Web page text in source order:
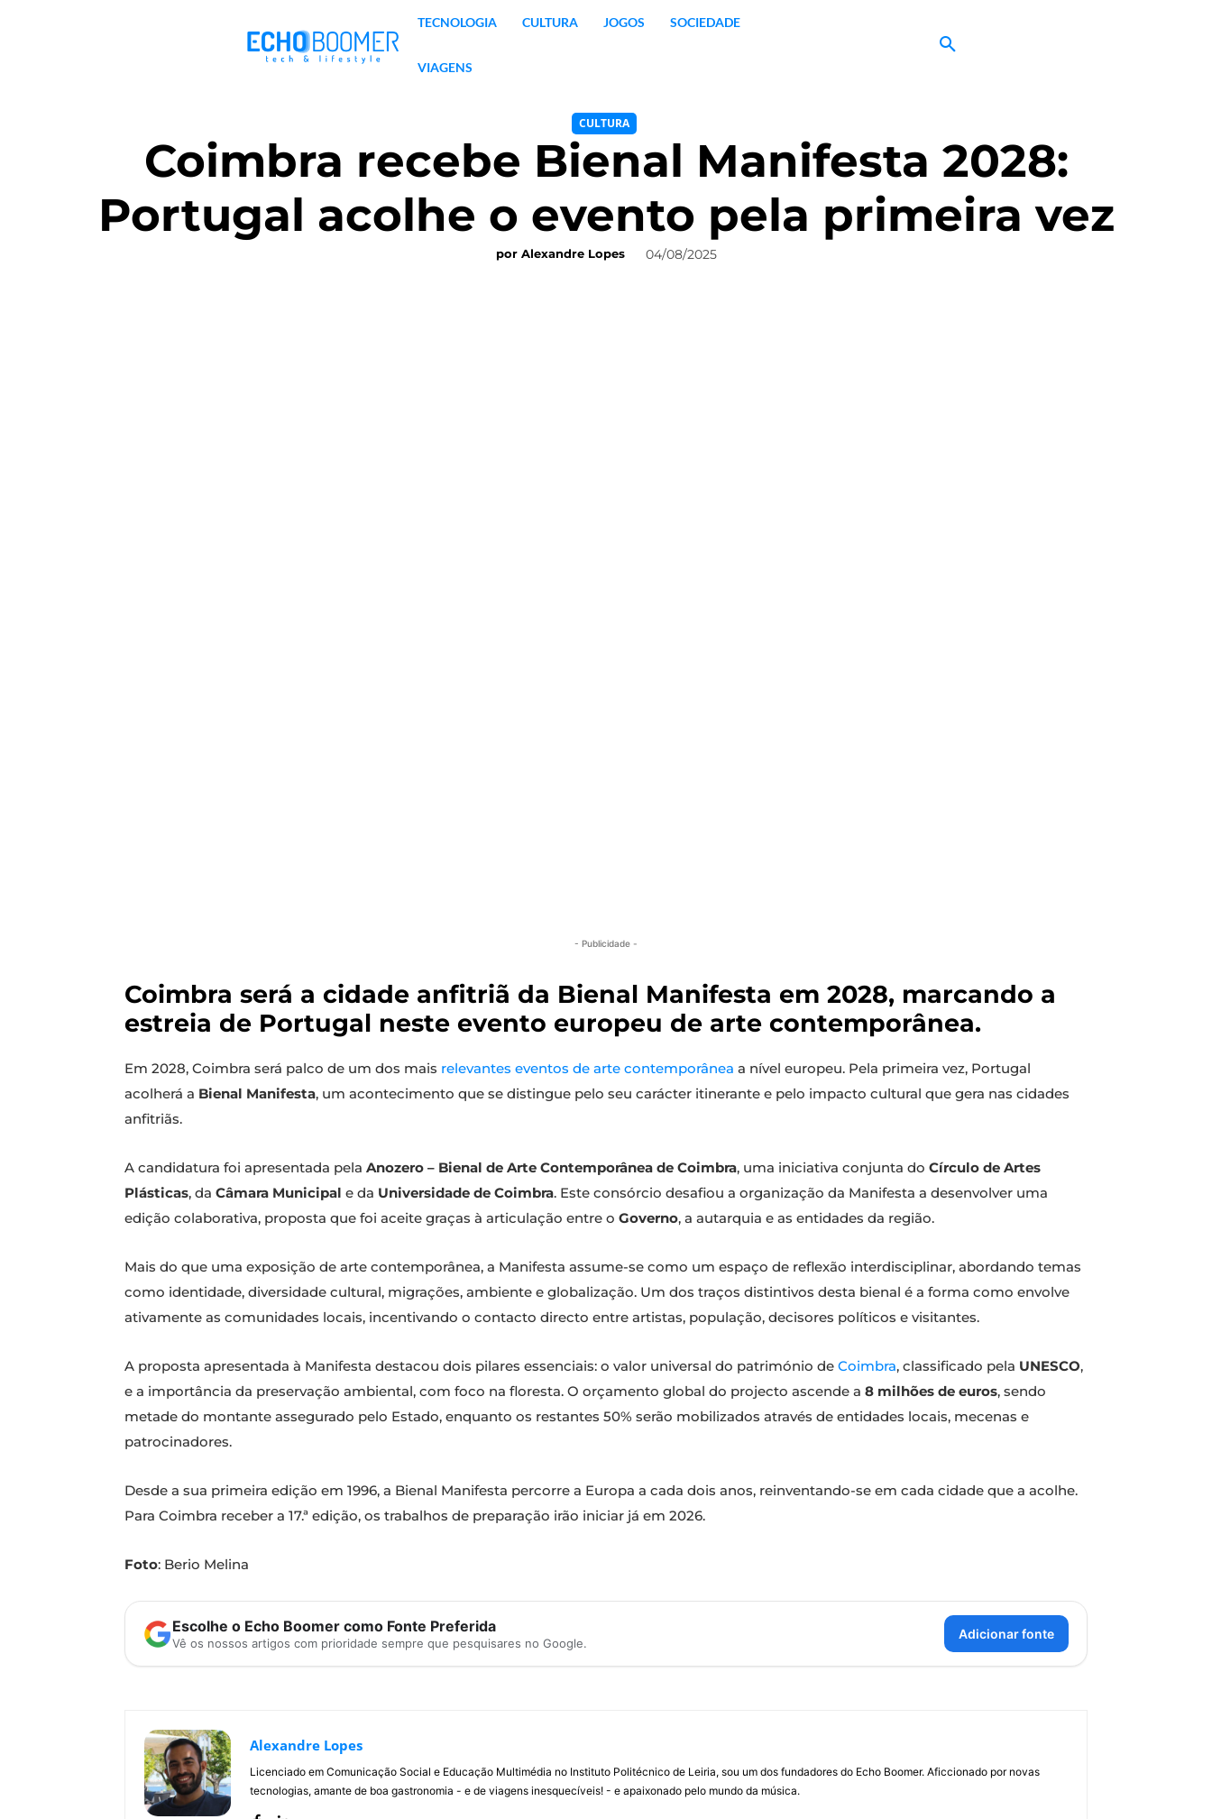
TECNOLOGIA CULTURA JOGOS SOCIEDADE
VIAGENS
CULTURA
Coimbra recebe Bienal Manifesta 2028:
Portugal acolhe o evento pela primeira vez
por Alexandre Lopes 04/08/2025
- Publicidade -
Coimbra será a cidade anfitriã da Bienal Manifesta em 2028, marcando a
estreia de Portugal neste evento europeu de arte contemporânea.
Em 2028, Coimbra será palco de um dos mais relevantes eventos de arte contemporânea a nível europeu. Pela primeira vez, Portugal
acolherá a Bienal Manifesta, um acontecimento que se distingue pelo seu carácter itinerante e pelo impacto cultural que gera nas cidades
anfitriãs.
A candidatura foi apresentada pela Anozero – Bienal de Arte Contemporânea de Coimbra, uma iniciativa conjunta do Círculo de Artes
Plásticas, da Câmara Municipal e da Universidade de Coimbra. Este consórcio desafiou a organização da Manifesta a desenvolver uma
edição colaborativa, proposta que foi aceite graças à articulação entre o Governo, a autarquia e as entidades da região.
Mais do que uma exposição de arte contemporânea, a Manifesta assume-se como um espaço de reflexão interdisciplinar, abordando temas
como identidade, diversidade cultural, migrações, ambiente e globalização. Um dos traços distintivos desta bienal é a forma como envolve
ativamente as comunidades locais, incentivando o contacto directo entre artistas, população, decisores políticos e visitantes.
A proposta apresentada à Manifesta destacou dois pilares essenciais: o valor universal do património de Coimbra, classificado pela UNESCO,
e a importância da preservação ambiental, com foco na floresta. O orçamento global do projecto ascende a 8 milhões de euros, sendo
metade do montante assegurado pelo Estado, enquanto os restantes 50% serão mobilizados através de entidades locais, mecenas e
patrocinadores.
Desde a sua primeira edição em 1996, a Bienal Manifesta percorre a Europa a cada dois anos, reinventando-se em cada cidade que a acolhe.
Para Coimbra receber a 17.ª edição, os trabalhos de preparação irão iniciar já em 2026.
Foto: Berio Melina
Escolhe o Echo Boomer como Fonte Preferida
Vê os nossos artigos com prioridade sempre que pesquisares no Google.
Adicionar fonte
Alexandre Lopes
Licenciado em Comunicação Social e Educação Multimédia no Instituto Politécnico de Leiria, sou um dos fundadores do Echo Boomer. Aficcionado por novas
tecnologias, amante de boa gastronomia - e de viagens inesquecíveis! - e apaixonado pelo mundo da música.